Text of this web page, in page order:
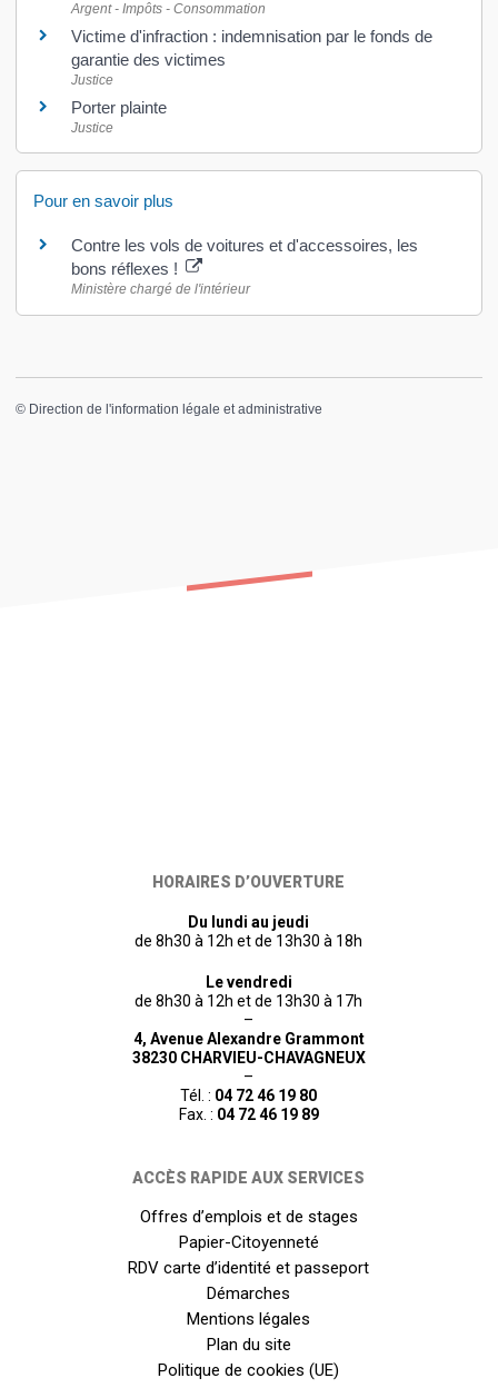
Argent - Impôts - Consommation
Victime d'infraction : indemnisation par le fonds de
garantie des victimes
Justice
Porter plainte
Justice
Pour en savoir plus
Contre les vols de voitures et d'accessoires, les
bons réflexes !
Ministère chargé de l'intérieur
© Direction de l'information légale et administrative
HORAIRES D’OUVERTURE
Du lundi au jeudi
de 8h30 à 12h et de 13h30 à 18h
Le vendredi
de 8h30 à 12h et de 13h30 à 17h
–
4, Avenue Alexandre Grammont
38230 CHARVIEU-CHAVAGNEUX
–
Tél. : 04 72 46 19 80
Fax. : 04 72 46 19 89
ACCÈS RAPIDE AUX SERVICES
Offres d’emplois et de stages
Papier-Citoyenneté
RDV carte d’identité et passeport
Démarches
Mentions légales
Plan du site
Politique de cookies (UE)